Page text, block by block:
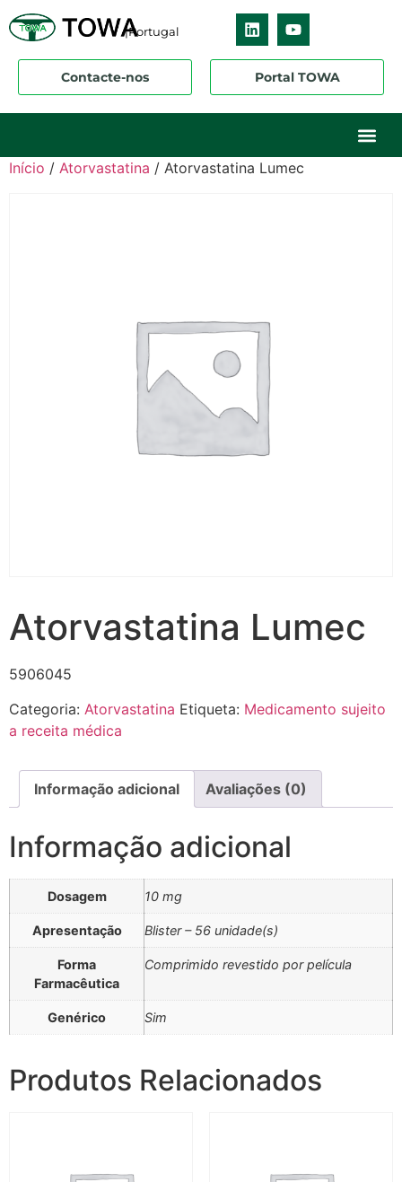
|Portugal
Contacte-nos Portal TOWA
Início / Atorvastatina / Atorvastatina Lumec
Atorvastatina Lumec
5906045
Categoria: Atorvastatina Etiqueta: Medicamento sujeito
a receita médica
Informação adicional Avaliações (0)
Informação adicional
Dosagem 10 mg
Apresentação Blister – 56 unidade(s)
Forma
Farmacêutica
Comprimido revestido por película
Genérico Sim
Produtos Relacionados